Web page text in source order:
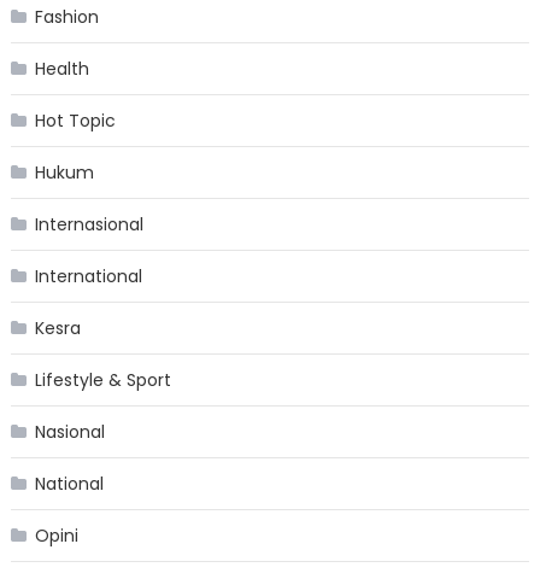
Fashion
Health
Hot Topic
Hukum
Internasional
International
Kesra
Lifestyle & Sport
Nasional
National
Opini